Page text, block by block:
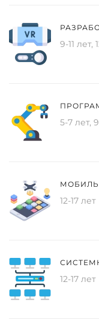
9-11 лет,
5-7 лет,
12-17 лет
12-17 лет